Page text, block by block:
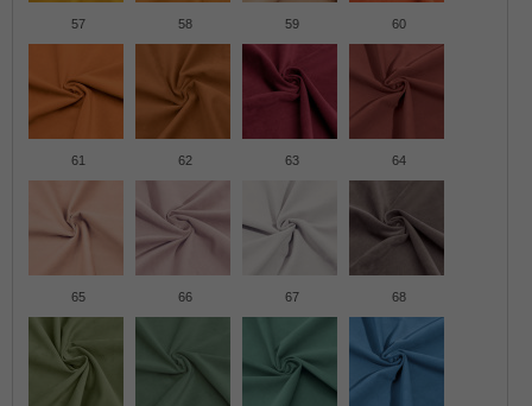
57 58 59 60
61 62 63 64
65 66 67 68